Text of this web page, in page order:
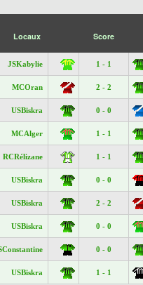
Locaux Score
JSKabylie 1 - 1
MCOran 2 - 2
USBiskra 0 - 0
MCAlger 1 - 1
RCRélizane 1 - 1
USBiskra 0 - 0
USBiskra 2 - 2
USBiskra 0 - 0
0 - 0
USBiskra 1 - 1